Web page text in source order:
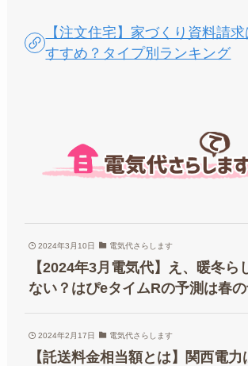
【注文住宅】家づくり資料請
すすめ？タイプ別ランキング
2024年3月10日 電気代さらします
【2024年3月電気代】え、暖冬ら
ない？はぴeタイムRの予測は春の
2024年2月17日 電気代さらします
【託送料金相当額とは】関西電